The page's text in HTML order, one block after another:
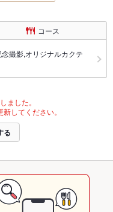
コース
撮影,オリジナルカクテ
ました。
してください。
る